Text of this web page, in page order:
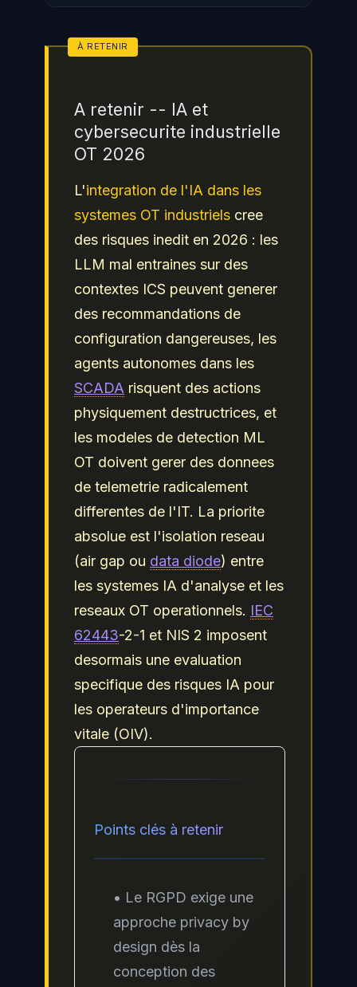
A retenir -- IA et
cybersecurite industrielle
OT 2026
L'integration de l'IA dans les
systemes OT industriels cree
des risques inedit en 2026 : les
LLM mal entraines sur des
contextes ICS peuvent generer
des recommandations de
configuration dangereuses, les
agents autonomes dans les
SCADA risquent des actions
physiquement destructrices, et
les modeles de detection ML
OT doivent gerer des donnees
de telemetrie radicalement
differentes de l'IT. La priorite
absolue est l'isolation reseau
(air gap ou data diode) entre
les systemes IA d'analyse et les
reseaux OT operationnels. IEC
62443-2-1 et NIS 2 imposent
desormais une evaluation
specifique des risques IA pour
les operateurs d'importance
vitale (OIV).
Points clés à retenir
• Le RGPD exige une
approche privacy by
design dès la
conception des